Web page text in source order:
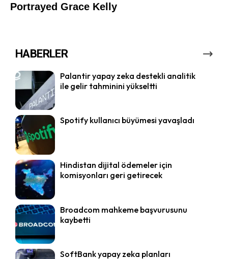
HABERLER
Palantir yapay zeka destekli analitik
ile gelir tahminini yükseltti
Spotify kullanıcı büyümesi yavaşladı
Hindistan dijital ödemeler için
komisyonları geri getirecek
Broadcom mahkeme başvurusunu
kaybetti
SoftBank yapay zeka planları